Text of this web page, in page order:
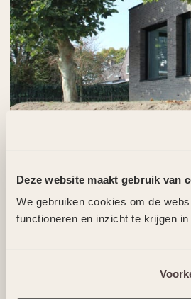
Deze website maakt gebruik van
We gebruiken cookies om de
functioneren en inzicht te krijgen